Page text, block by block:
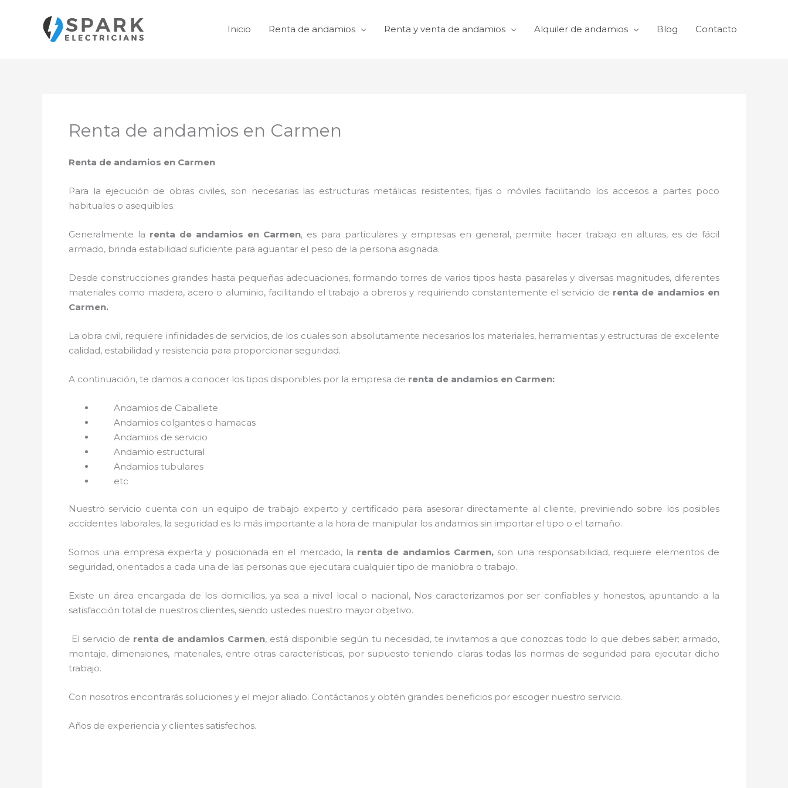
contenido
Inicio Renta de andamios Renta y venta de andamios Alquiler de andamios Blog Contacto
Renta de andamios en Carmen
Renta de andamios en Carmen
Para la ejecución de obras civiles, son necesarias las estructuras metálicas resistentes, fijas o móviles facilitando los accesos a partes poco
habituales o asequibles.
Generalmente la renta de andamios en Carmen, es para particulares y empresas en general, permite hacer trabajo en alturas, es de fácil
armado, brinda estabilidad suficiente para aguantar el peso de la persona asignada.
Desde construcciones grandes hasta pequeñas adecuaciones, formando torres de varios tipos hasta pasarelas y diversas magnitudes, diferentes
materiales como madera, acero o aluminio, facilitando el trabajo a obreros y requiriendo constantemente el servicio de renta de andamios en
Carmen.
La obra civil, requiere infinidades de servicios, de los cuales son absolutamente necesarios los materiales, herramientas y estructuras de excelente
calidad, estabilidad y resistencia para proporcionar seguridad.
A continuación, te damos a conocer los tipos disponibles por la empresa de renta de andamios en Carmen:
Andamios de Caballete
Andamios colgantes o hamacas
Andamios de servicio
Andamio estructural
Andamios tubulares
etc
Nuestro servicio cuenta con un equipo de trabajo experto y certificado para asesorar directamente al cliente, previniendo sobre los posibles
accidentes laborales, la seguridad es lo más importante a la hora de manipular los andamios sin importar el tipo o el tamaño.
Somos una empresa experta y posicionada en el mercado, la renta de andamios Carmen, son una responsabilidad, requiere elementos de
seguridad, orientados a cada una de las personas que ejecutara cualquier tipo de maniobra o trabajo.
Existe un área encargada de los domicilios, ya sea a nivel local o nacional, Nos caracterizamos por ser confiables y honestos, apuntando a la
satisfacción total de nuestros clientes, siendo ustedes nuestro mayor objetivo.
El servicio de renta de andamios Carmen, está disponible según tu necesidad, te invitamos a que conozcas todo lo que debes saber; armado,
montaje, dimensiones, materiales, entre otras características, por supuesto teniendo claras todas las normas de seguridad para ejecutar dicho
trabajo.
Con nosotros encontrarás soluciones y el mejor aliado. Contáctanos y obtén grandes beneficios por escoger nuestro servicio.
Años de experiencia y clientes satisfechos.